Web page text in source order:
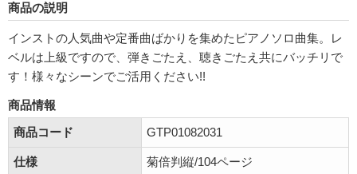
商品の説明
インストの人気曲や定番曲ばかりを集めたピアノソロ曲集。レ
ベルは上級ですので、弾きごたえ、聴きごたえ共にバッチリで
す！様々なシーンでご活用ください!!
商品情報
商品コード
GTP01082031
仕様 菊倍判縦/104ページ